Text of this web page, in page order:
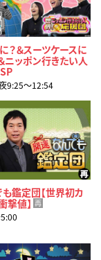
？＆スーツケースに
ニッポン行きたい人
9:25〜12:54
も鑑定団【世界初カ
撃値】 再